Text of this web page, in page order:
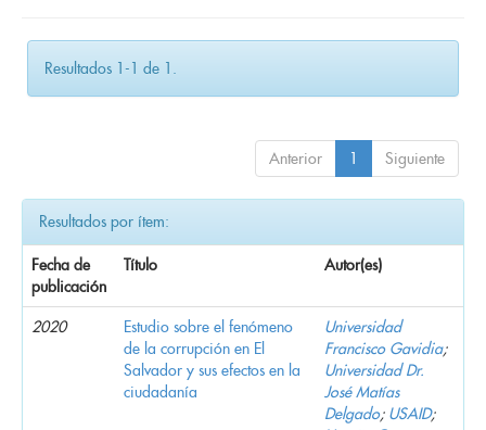
Resultados 1-1 de 1.
Anterior 1 Siguiente
Resultados por ítem:
Fecha de
publicación
Título Autor(es)
2020
Estudio sobre el fenómeno
de la corrupción en El
Salvador y sus efectos en la
ciudadanía
Universidad
Francisco Gavidia;
Universidad Dr.
José Matías
Delgado; USAID;